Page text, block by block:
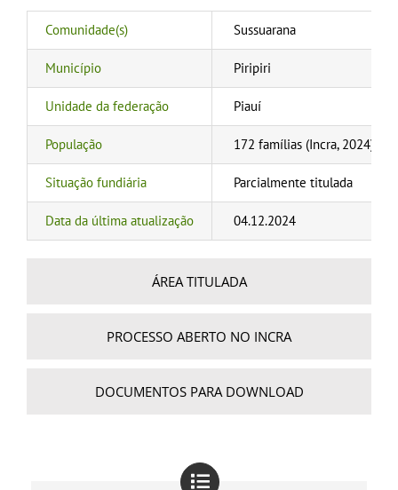
Comunidade(s) Sussuarana
Município Piripiri
Unidade da federação Piauí
População 172 famílias (Incra, 2024)
Situação fundiária Parcialmente titulada
Data da última atualização 04.12.2024
ÁREA TITULADA
PROCESSO ABERTO NO INCRA
DOCUMENTOS PARA DOWNLOAD